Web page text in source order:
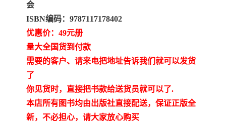
会
ISBN编码：9787117178402
优惠价：49元册
量大全国货到付款
需要的客户、请来电把地址告诉我们就可以发货
了
你见货时，直接把书款给送货员就可以了.
本店所有图书均由出版社直接配送，保证正版全
新，不必担心，请大家放心购买